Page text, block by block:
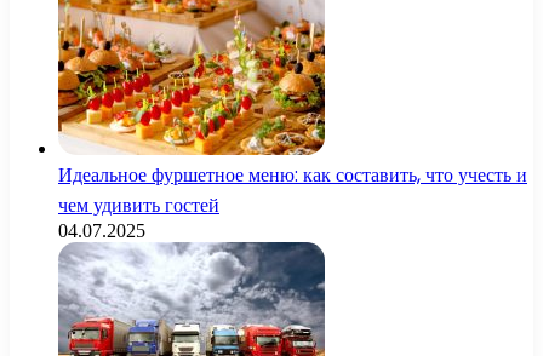
Идеальное фуршетное меню: как составить, что учесть и
чем удивить гостей
04.07.2025